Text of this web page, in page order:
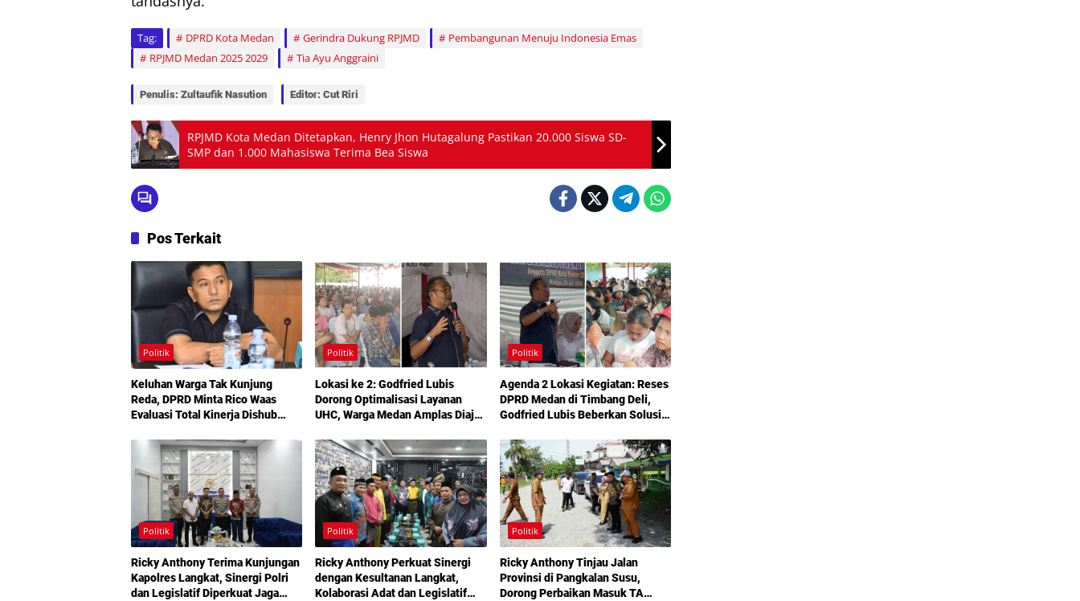
Tag: DPRD Kota Medan Gerindra Dukung RPJMD
Pembangunan Menuju Indonesia Emas
RPJMD Medan 2025 2029
Tia Ayu Anggraini
Penulis: Zultaufik Nasution Editor: Cut Riri
RPJMD Kota Medan Ditetapkan, Henry Jhon Hutagalung Pastikan 20.000 Siswa SD-
SMP dan 1.000 Mahasiswa Terima Bea Siswa
Pos Terkait
Politik
Keluhan Warga Tak Kunjung
Reda, DPRD Minta Rico Waas
Evaluasi Total Kinerja Dishub
Politik
Lokasi ke 2: Godfried Lubis
Dorong Optimalisasi Layanan
UHC, Warga Medan Amplas Diajak
Bermodal KTP
Politik
Agenda 2 Lokasi Kegiatan: Reses
DPRD Medan di Timbang Deli,
Godfried Lubis Beberkan Solusi
Kesehatan Gratis
Politik
Ricky Anthony Terima Kunjungan
Kapolres Langkat, Sinergi Polri
dan Legislatif Diperkuat Jaga
Politik
Ricky Anthony Perkuat Sinergi
dengan Kesultanan Langkat,
Kolaborasi Adat dan Legislatif
Politik
Ricky Anthony Tinjau Jalan
Provinsi di Pangkalan Susu,
Dorong Perbaikan Masuk TA